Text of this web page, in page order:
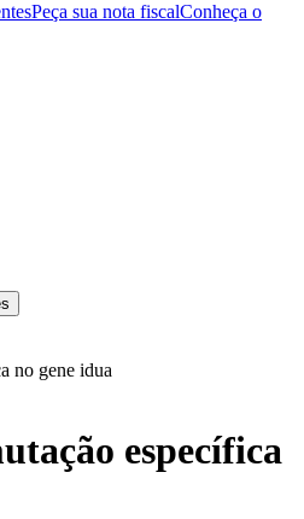
Peça sua nota fiscalConheça o
no gene idua
específica